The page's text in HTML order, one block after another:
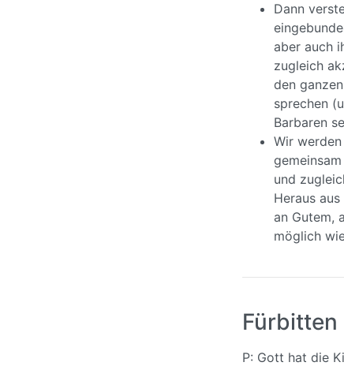
Dann
aber auch
zugleich
den
sprechen
Barbaren
Wir
und
Heraus
an Gutem,
möglich
Fürbitten
P: Gott hat die